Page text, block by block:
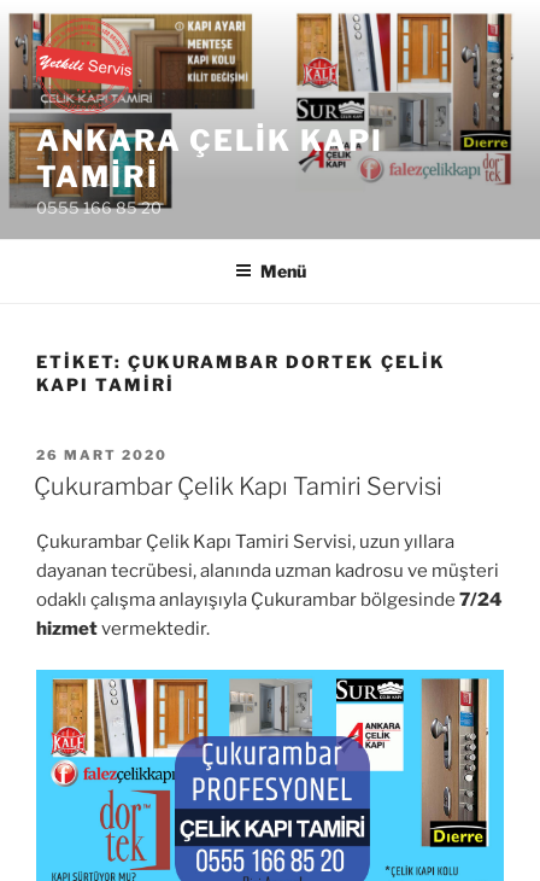
İçeriğe
geç
ANKARA ÇELIK KAPI
TAMIRI
0555 166 85 20
Menü
ETIKET: ÇUKURAMBAR DORTEK ÇELIK
KAPI TAMIRI
YAYIM
TARIHI
26 MART 2020
Çukurambar Çelik Kapı Tamiri Servisi
Çukurambar Çelik Kapı Tamiri Servisi, uzun yıllara
dayanan tecrübesi, alanında uzman kadrosu ve müşteri
odaklı çalışma anlayışıyla Çukurambar bölgesinde 7/24
hizmetvermektedir.